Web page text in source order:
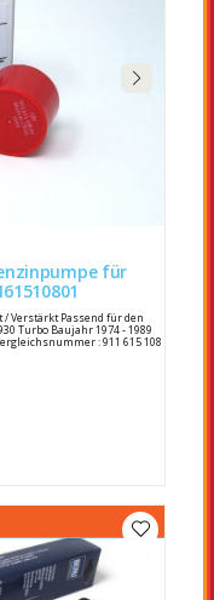
für
Bj 74-89 91161510801
Verstärkt Passend für den
Turbo Baujahr 1974 - 1989
: 911 615 108